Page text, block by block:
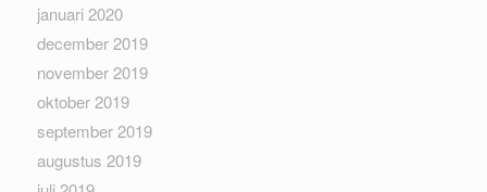
januari 2020
december 2019
november 2019
oktober 2019
september 2019
augustus 2019